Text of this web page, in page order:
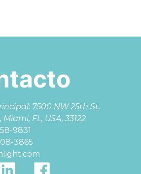
7500 NW 25th St.
FL, USA, 33122
9831
3865